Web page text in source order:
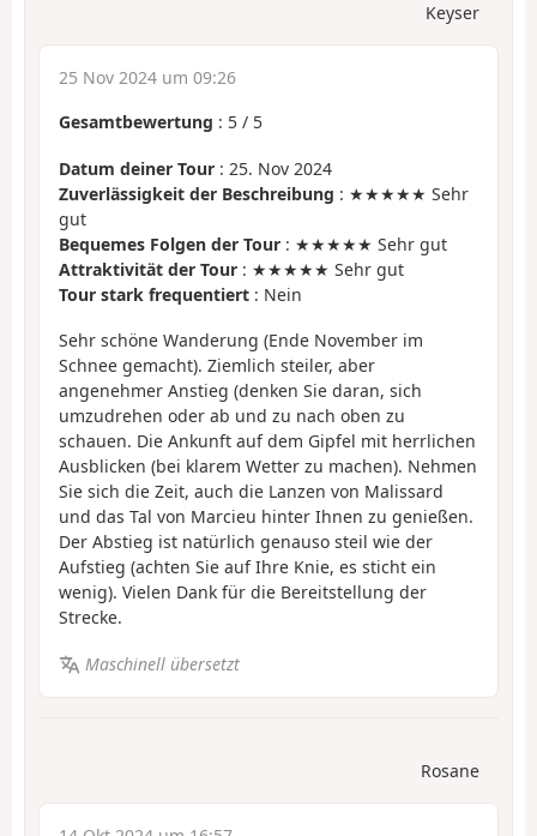
Keyser
25 Nov 2024 um 09:26
Gesamtbewertung : 5 / 5
Datum deiner Tour : 25. Nov 2024
Zuverlässigkeit der Beschreibung : ★★★★★ Sehr
gut
Bequemes Folgen der Tour : ★★★★★ Sehr gut
Attraktivität der Tour : ★★★★★ Sehr gut
Tour stark frequentiert : Nein
Sehr schöne Wanderung (Ende November im
Schnee gemacht). Ziemlich steiler, aber
angenehmer Anstieg (denken Sie daran, sich
umzudrehen oder ab und zu nach oben zu
schauen. Die Ankunft auf dem Gipfel mit herrlichen
Ausblicken (bei klarem Wetter zu machen). Nehmen
Sie sich die Zeit, auch die Lanzen von Malissard
und das Tal von Marcieu hinter Ihnen zu genießen.
Der Abstieg ist natürlich genauso steil wie der
Aufstieg (achten Sie auf Ihre Knie, es sticht ein
wenig). Vielen Dank für die Bereitstellung der
Strecke.
Maschinell übersetzt
Rosane